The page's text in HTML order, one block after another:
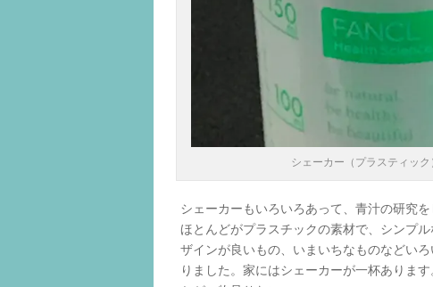
シェーカー（プラスティッ
シェーカーもいろいろあって、青汁の研究
ほとんどがプラスチックの素材で、シンプ
ザインが良いもの、いまいちなものなどい
りました。家にはシェーカーが一杯ありま